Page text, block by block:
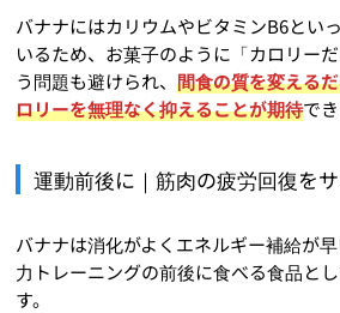
バナナにはカリウムやビタミンB6とい
いるため、お菓子のように「カロリー
う問題も避けられ、間食の質を変える
ロリーを無理なく抑えることが期待でき
運動前後に｜筋肉の疲労回復を
バナナは消化がよくエネルギー補給が
力トレーニングの前後に食べる食品と
す。